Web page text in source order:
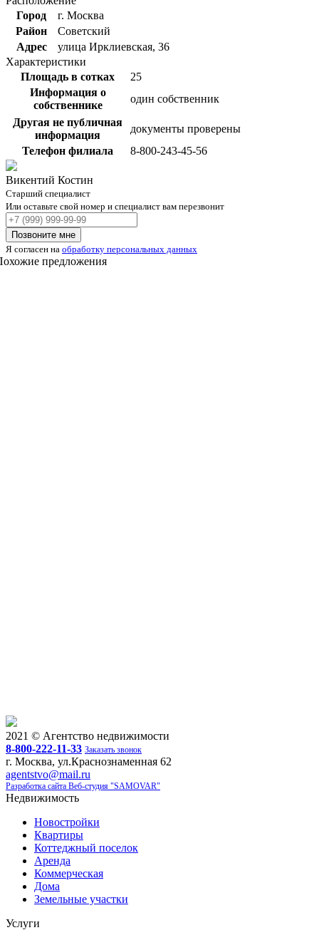
Город
г. Москва
Район
Советский
Адрес
улица Ирклиевская, 36
Характеристики
Площадь в сотках
25
Информация о
собственнике
один собственник
Другая не публичная
информация
документы проверены
Телефон филиала
8-800-243-45-56
Викентий Костин
Старший специалист
Или оставьте свой номер и специалист вам перезвонит
Ваш
телефон
Позвоните мне
Я согласен на обработку персональных данных
предложения
2021 © Агентство недвижимости
8-800-222-11-33 Заказать звонок
г. Москва, ул.Краснознаменная 62
agentstvo@mail.ru
Разработка сайта Веб-студия "SAMOVAR"
Недвижимость
Новостройки
Квартиры
Коттеджный поселок
Аренда
Коммерческая
Дома
Земельные участки
Услуги